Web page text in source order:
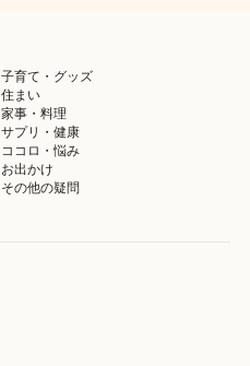
子育て・グッズ
住まい
家事・料理
サプリ・健康
ココロ・悩み
お出かけ
その他の疑問